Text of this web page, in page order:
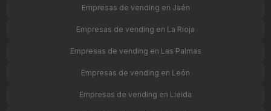
Empresas de vending en Jaén
Empresas de vending en La Rioja
Empresas de vending en Las Palmas
Empresas de vending en León
Empresas de vending en Lleida